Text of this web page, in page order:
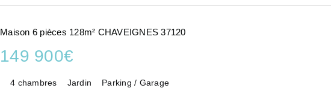
Maison 6 pièces 128m² CHAVEIGNES 37120
149 900€
4 chambres Jardin Parking / Garage